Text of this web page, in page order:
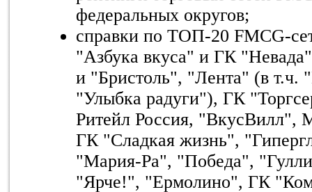
федеральных округов;
справки по ТОП-20 FMCG-
"Азбука вкуса" и ГК
и "Бристоль", "Лента" (в т.ч.
"Улыбка радуги"), ГК
Ритейл Россия, "ВкусВилл",
ГК "Сладкая жизнь",
"Мария-Ра", "Победа",
"Ярче!", "Ермолино", ГК